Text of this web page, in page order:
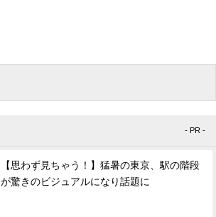
- PR -
【思わず見ちゃう！】猛暑の東京、駅の階段
が驚きのビジュアルになり話題に